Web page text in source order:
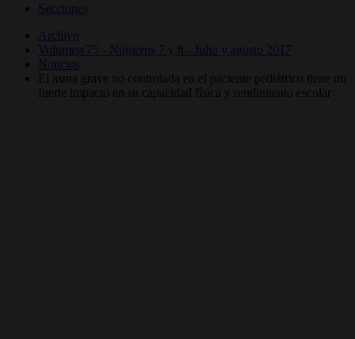
Secciones
Archivo
Volumen 75 - Números 7 y 8 - Julio y agosto 2017
Noticias
El asma grave no controlada en el paciente pediátrico tiene un
fuerte impacto en su capacidad física y rendimiento escolar